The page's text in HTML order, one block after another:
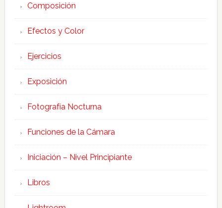
Composición
Efectos y Color
Ejercicios
Exposición
Fotografía Nocturna
Funciones de la Cámara
Iniciación – Nivel Principiante
Libros